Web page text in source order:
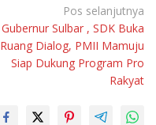
Pos selanjutnya
Gubernur Sulbar , SDK Buka
Ruang Dialog, PMII Mamuju
Siap Dukung Program Pro
Rakyat